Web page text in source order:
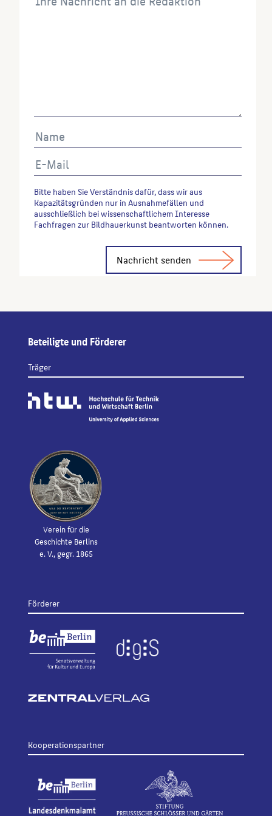
Wenn Sie einzelne Inhalte von dieser Website
Bitte haben Sie Verständnis dafür, dass wir aus
Kapazitätsgründen nur in Ausnahmefällen und
ausschließlich bei wissenschaftlichem Interesse
Fachfragen zur Bildhauerkunst beantworten können.
Beteiligte und Förderer
Träger
Verein für die
Geschichte Berlins
e. V., gegr. 1865
Förderer
Kooperationspartner